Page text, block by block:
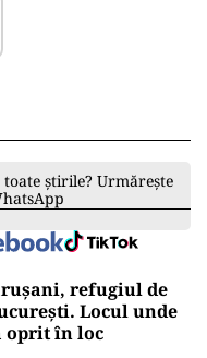
știrile? Urmărește
refugiul de
Locul unde
oprit în loc